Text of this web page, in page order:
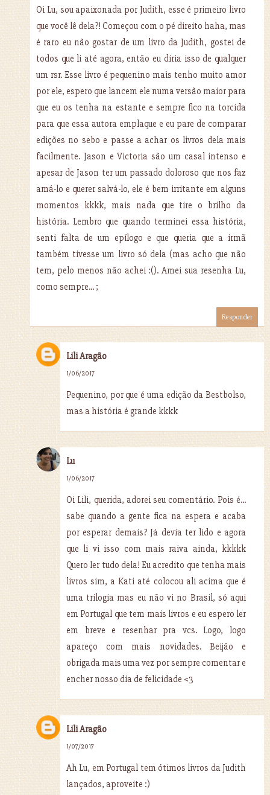
Oi Lu, sou apaixonada por Judith, esse é primeiro livro
que você lê dela?! Começou com o pé direito haha, mas
é raro eu não gostar de um livro da Judith, gostei de
todos que li até agora, então eu diria isso de qualquer
um rsr. Esse livro é pequenino mais tenho muito amor
por ele, espero que lancem ele numa versão maior para
que eu os tenha na estante e sempre fico na torcida
para que essa autora emplaque e eu pare de comparar
edições no sebo e passe a achar os livros dela mais
facilmente. Jason e Victoria são um casal intenso e
apesar de Jason ter um passado doloroso que nos faz
amá-lo e querer salvá-lo, ele é bem irritante em alguns
momentos kkkk, mais nada que tire o brilho da
história. Lembro que quando terminei essa história,
senti falta de um epílogo e que queria que a irmã
também tivesse um livro só dela (mas acho que não
tem, pelo menos não achei :(). Amei sua resenha Lu,
como sempre... ;
Responder
Lili Aragão
1/06/2017
Pequenino, por que é uma edição da Bestbolso,
mas a história é grande kkkk
Lu
1/06/2017
Oi Lili, querida, adorei seu comentário. Pois é...
sabe quando a gente fica na espera e acaba
por esperar demais? Já devia ter lido e agora
que li vi isso com mais raiva ainda, kkkkk
Quero ler tudo dela! Eu acredito que tenha mais
livros sim, a Kati até colocou ali acima que é
uma trilogia mas eu não vi no Brasil, só aqui
em Portugal que tem mais livros e eu espero ler
em breve e resenhar pra vcs. Logo, logo
apareço com mais novidades. Beijão e
obrigada mais uma vez por sempre comentar e
encher nosso dia de felicidade <3
Lili Aragão
1/07/2017
Ah Lu, em Portugal tem ótimos livros da Judith
lançados, aproveite :)